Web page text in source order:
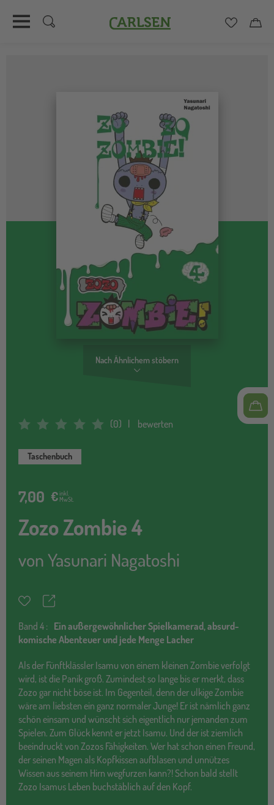
Carlsen
Nach Ähnlichem stöbern
Average Rating: 0 (0) bewerten
Taschenbuch
7,00 €inkl.
MwSt.
Zozo Zombie 4
vonYasunari Nagatoshi
MerkzettelTeilen
Band 4 : Ein außergewöhnlicher Spielkamerad, absurd-
komische Abenteuer und jede Menge Lacher
Als der Fünftklässler Isamu von einem kleinen Zombie verfolgt
wird, ist die Panik groß. Zumindest so lange bis er merkt, dass
Zozo gar nicht böse ist. Im Gegenteil, denn der ulkige Zombie
wäre am liebsten ein ganz normaler Junge! Er ist nämlich ganz
schön einsam und wünscht sich eigentlich nur jemanden zum
Spielen. Zum Glück kennt er jetzt Isamu. Und der ist ziemlich
beeindruckt von Zozos Fähigkeiten. Wer hat schon einen Freund,
der seinen Magen als Kopfkissen aufblasen und unnützes
Wissen aus seinem Hirn wegfurzen kann?! Schon bald stellt
Zozo Isamus Leben buchstäblich auf den Kopf.